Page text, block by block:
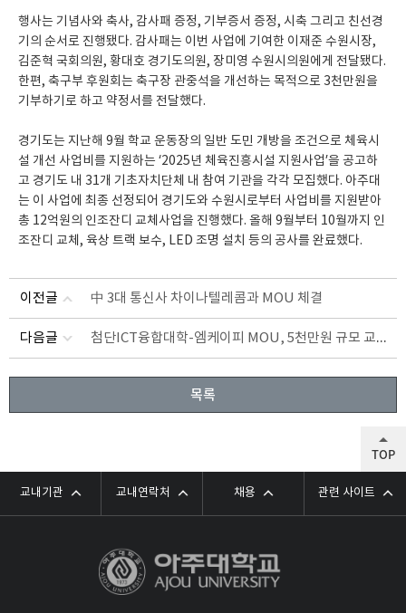
행사는 기념사와 축사, 감사패 증정, 기부증서 증정, 시축 그리고 친선경
기의 순서로 진행됐다. 감사패는 이번 사업에 기여한 이재준 수원시장,
김준혁 국회의원, 황대호 경기도의원, 장미영 수원시의원에게 전달됐다.
한편, 축구부 후원회는 축구장 관중석을 개선하는 목적으로 3천만원을
기부하기로 하고 약정서를 전달했다.
경기도는 지난해 9월 학교 운동장의 일반 도민 개방을 조건으로 체육시
설 개선 사업비를 지원하는 ‘2025년 체육진흥시설 지원사업’을 공고하
고 경기도 내 31개 기초자치단체 내 참여 기관을 각각 모집했다. 아주대
는 이 사업에 최종 선정되어 경기도와 수원시로부터 사업비를 지원받아
총 12억원의 인조잔디 교체사업을 진행했다. 올해 9월부터 10월까지 인
조잔디 교체, 육상 트랙 보수, LED 조명 설치 등의 공사를 완료했다.
이전글 中 3대 통신사 차이나텔레콤과 MOU 체결
다음글 첨단ICT융합대학-엠케이피 MOU, 5천만원 규모 교육 및 연구용 반도체 부품 기증
목록
교내기관 교내연락처 채용 관련 사이트
TOP